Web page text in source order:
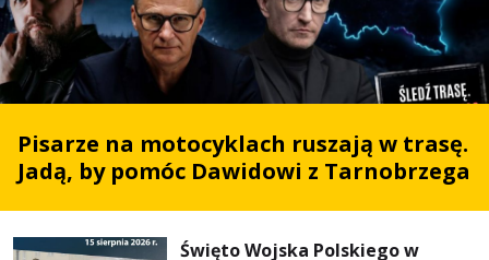
Pisarze na motocyklach ruszają w trasę.
Jadą, by pomóc Dawidowi z Tarnobrzega
Święto Wojska Polskiego w